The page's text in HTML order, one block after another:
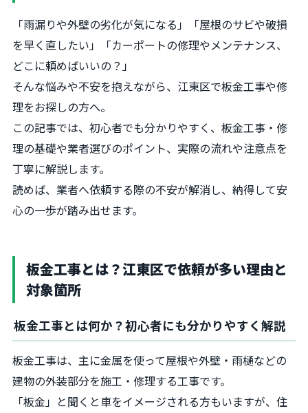
「雨漏りや外壁の劣化が気になる」「屋根のサビや破損
を早く直したい」「カーポートの修理やメンテナンス、
どこに頼めばいいの？」
そんな悩みや不安を抱えながら、江東区で板金工事や修
理をお探しの方へ。
この記事では、初心者でも分かりやすく、板金工事・修
理の基礎や業者選びのポイント、実際の流れや注意点を
丁寧に解説します。
読めば、業者へ依頼する際の不安が解消し、納得して安
心の一歩が踏み出せます。
板金工事とは？江東区で依頼が多い理由と
対象箇所
板金工事とは何か？初心者にも分かりやすく解説
板金工事は、主に金属を使って屋根や外壁・雨樋などの
建物の外装部分を施工・修理する工事です。
「板金」と聞くと車をイメージされる方もいますが、住